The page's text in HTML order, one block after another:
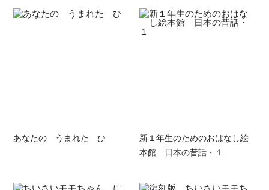
あなたの うまれた ひ
新１年生のためのおはなし絵
本館 日本の昔話・１